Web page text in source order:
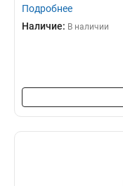
Подробнее
Наличие: В наличии